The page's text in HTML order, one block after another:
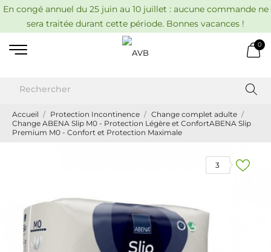
En congé annuel du 25 juin au 10 juillet : aucune commande ne
sera traitée durant cette période. Bonnes vacances !
0
Accueil Protection Incontinence
Change complet adulte
Change ABENA Slip M0 - Protection Légère et ConfortABENA Slip
Premium M0 - Confort et Protection Maximale
3